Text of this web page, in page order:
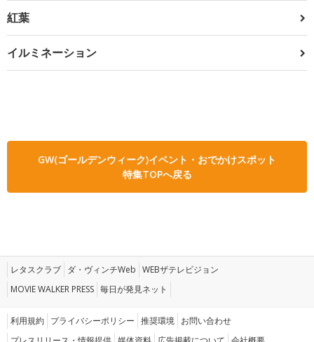
紅葉
イルミネーション
GW(ゴールデンウィーク)イベント・おでかけスポット
特集TOPへ戻る
レタスクラブ ダ・ヴィンチWeb WEBザテレビジョン
MOVIE WALKER PRESS 毎日が発見ネット
利用規約 プライバシーポリシー 推奨環境 お問い合わせ